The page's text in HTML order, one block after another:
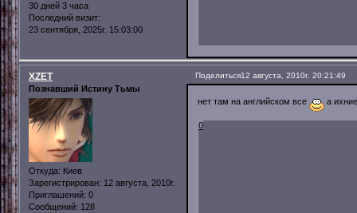
30 дней 3 часа
Последний визит:
23 сентября, 2025г. 15:03:00
Поделиться12 августа, 2010г. 20:21:49
XZET
Познавший Истину Тьмы
Откуда: Киев
Зарегистрирован: 12 августа, 2010г.
Приглашений: 0
Сообщений: 128
нет там на английском все а
0